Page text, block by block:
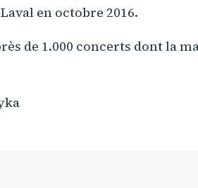
en octobre 2016.
de 1.000 concerts dont la